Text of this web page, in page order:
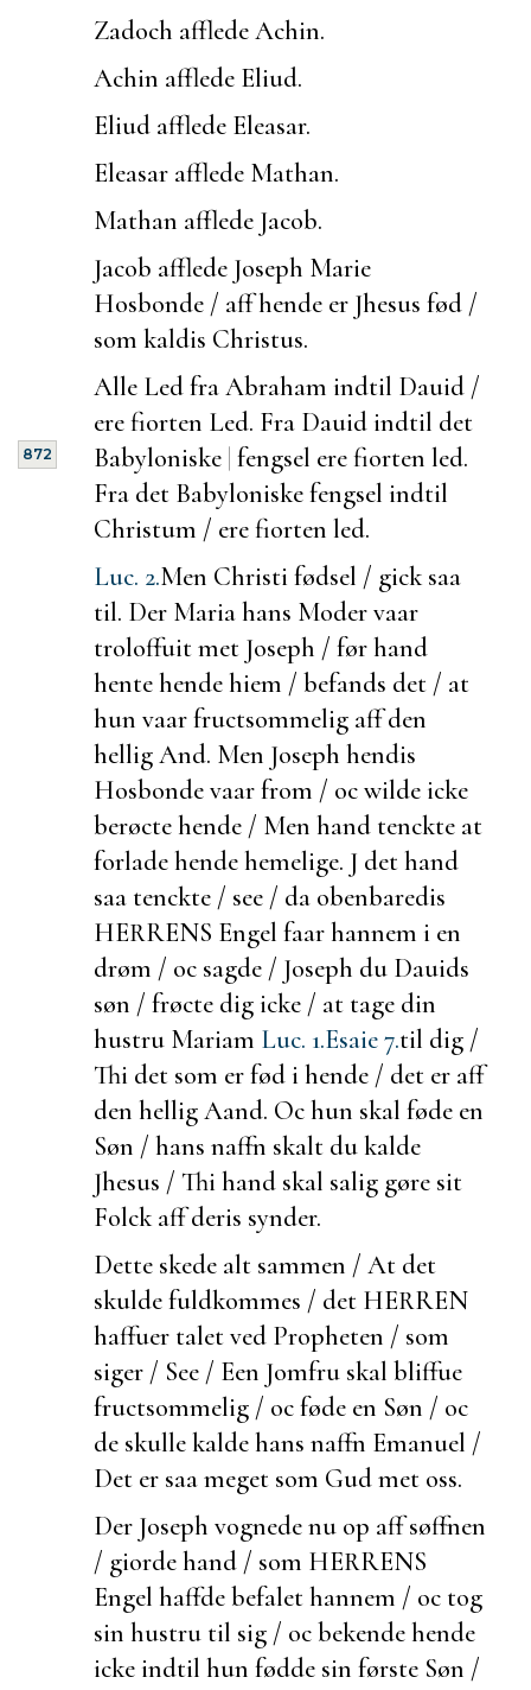
Zadoch afflede Achin.
Achin afflede Eliud.
Eliud afflede Eleasar.
Eleasar afflede Mathan.
Mathan afflede Jacob.
Jacob afflede Joseph Marie
Hosbonde / aff hende er Jhesus fød /
som kaldis Christus.
Alle Led fra Abraham indtil Dauid /
ere fiorten Led. Fra Dauid indtil det
Babyloniske |
872
fengsel ere fiorten led.
Fra det Babyloniske fengsel indtil
Christum / ere fiorten led.
Luc. 2.Men Christi fødsel / gick saa
til. Der Maria hans Moder vaar
troloffuit met Joseph / før hand
hente hende hiem / befands det / at
hun vaarfructsommelig aff den
hellig And. Men Joseph hendis
Hosbonde vaar from / oc wilde icke
berøcte hende / Men hand tenckte at
forlade hende hemelige. J det hand
saa tenckte / see / da obenbaredis
HERRENS Engel faar hannem i en
drøm / oc sagde / Joseph du Dauids
søn / frøcte dig icke / at tage din
hustru Mariam Luc. 1.Esaie 7.til dig /
Thi det som er fød i hende / det er aff
den hellig Aand. Oc hun skal føde en
Søn / hans naffn skalt du kalde
Jhesus / Thi hand skal salig gøre sit
Folck aff deris synder.
Dette skede alt sammen / At det
skuldefuldkommes / det HERREN
haffuer talet ved Propheten / som
siger / See / Een Jomfru skal bliffue
fructsommelig / oc føde en Søn / oc
de skulle kalde hans naffn Emanuel /
Det er saa meget som Gud met oss.
Der Joseph vognede nu op aff søffnen
/ giorde hand / som HERRENS
Engel haffde befalet hannem / oc tog
sin hustru til sig / ocbekende hende
icke indtil hun fødde sin første Søn /